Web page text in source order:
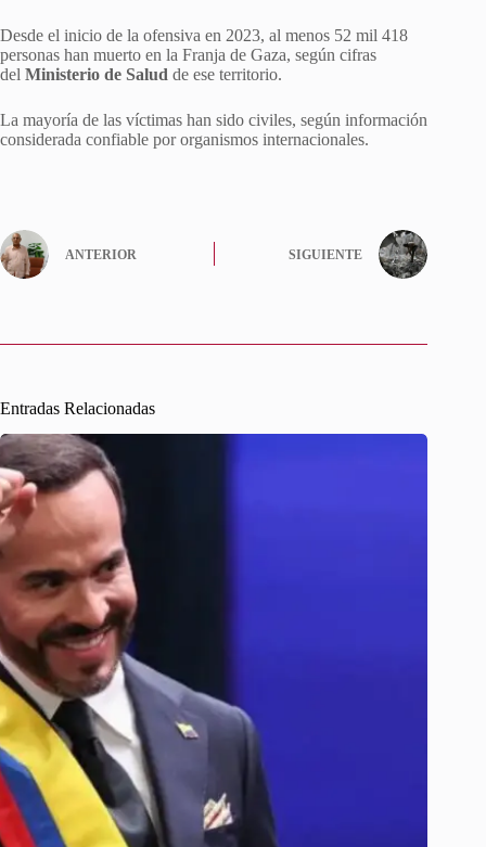
Desde el inicio de la ofensiva en 2023, al menos 52 mil 418
personas han muerto en la Franja de Gaza, según cifras
del Ministerio de Salud de ese territorio.
La mayoría de las víctimas han sido civiles, según información
considerada confiable por organismos internacionales.
ANTERIOR SIGUIENTE
Entradas Relacionadas